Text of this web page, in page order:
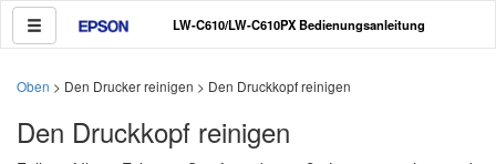
LW-C610/LW-C610PX Bedienungsanleitung
Oben > Den Drucker reinigen > Den Druckkopf reinigen
Den Druckkopf reinigen